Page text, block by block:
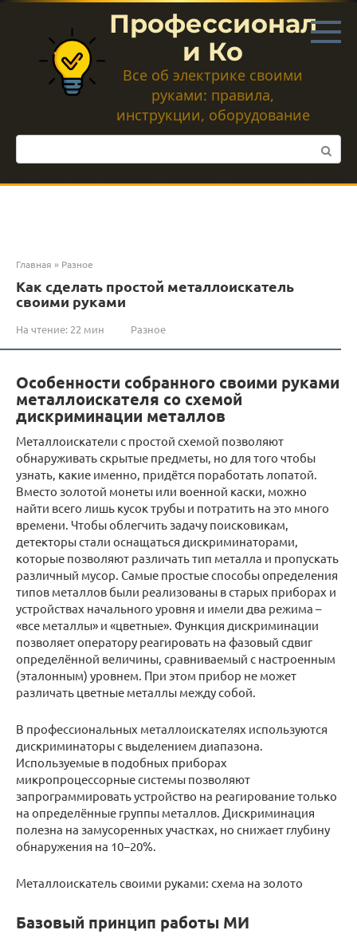
Перейти
контенту
Профессионал
и Ко
Все об электрике своими
руками: правила,
инструкции, оборудование
Поиск:
Главная » Разное
Как сделать простой металлоискатель
своими руками
На чтение: 22 мин Разное
Особенности собранного своими руками
металлоискателя со схемой
дискриминации металлов
Металлоискатели с простой схемой позволяют
обнаруживать скрытые предметы, но для того чтобы
узнать, какие именно, придётся поработать лопатой.
Вместо золотой монеты или военной каски, можно
найти всего лишь кусок трубы и потратить на это много
времени. Чтобы облегчить задачу поисковикам,
детекторы стали оснащаться дискриминаторами,
которые позволяют различать тип металла и пропускать
различный мусор. Самые простые способы определения
типов металлов были реализованы в старых приборах и
устройствах начального уровня и имели два режима –
«все металлы» и «цветные». Функция дискриминации
позволяет оператору реагировать на фазовый сдвиг
определённой величины, сравниваемый с настроенным
(эталонным) уровнем. При этом прибор не может
различать цветные металлы между собой.
В профессиональных металлоискателях используются
дискриминаторы с выделением диапазона.
Используемые в подобных приборах
микропроцессорные системы позволяют
запрограммировать устройство на реагирование только
на определённые группы металлов. Дискриминация
полезна на замусоренных участках, но снижает глубину
обнаружения на 10−20%.
Металлоискатель своими руками: схема на золото
Базовый принцип работы МИ